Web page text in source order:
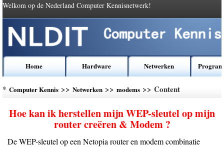
Welkom op de Nederland Computer Kennisnetwerk!
Home Hardware Netwerken
* Computer Kennis >> Netwerken >> modems >> Content
Hoe kan ik herstellen mijn WEP-sleutel op mijn
router creëren & Modem ?
De WEP-sleutel op een Netopia router en modem combinatie